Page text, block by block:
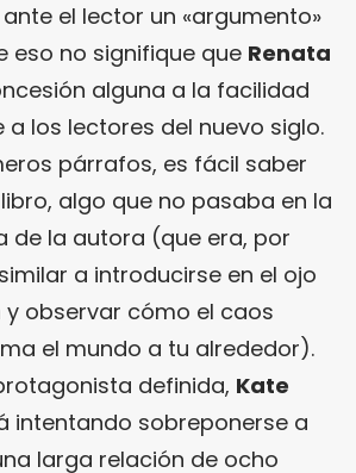
el lector un «argumento»
eso no signifique que Renata
alguna a la facilidad
los lectores del nuevo siglo.
párrafos, es fácil saber
algo que no pasaba en la
de la autora (que era, por
a introducirse en el ojo
y observar cómo el caos
el mundo a tu alrededor).
definida, Kate
intentando sobreponerse a
larga relación de ocho